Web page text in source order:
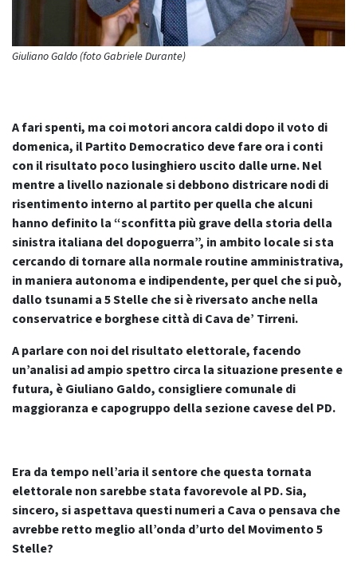
Giuliano Galdo (foto Gabriele Durante)
A fari spenti, ma coi motori ancora caldi dopo il voto di
domenica, il Partito Democratico deve fare ora i conti
con il risultato poco lusinghiero uscito dalle urne. Nel
mentre a livello nazionale si debbono districare nodi di
risentimento interno al partito per quella che alcuni
hanno definito la “sconfitta più grave della storia della
sinistra italiana del dopoguerra”, in ambito locale si sta
cercando di tornare alla normale routine amministrativa,
in maniera autonoma e indipendente, per quel che si può,
dallo tsunami a 5 Stelle che si è riversato anche nella
conservatrice e borghese città di Cava de’ Tirreni.
A parlare con noi del risultato elettorale, facendo
un’analisi ad ampio spettro circa la situazione presente e
futura, è Giuliano Galdo, consigliere comunale di
maggioranza e capogruppo della sezione cavese del PD.
Era da tempo nell’aria il sentore che questa tornata
elettorale non sarebbe stata favorevole al PD. Sia,
sincero, si aspettava questi numeri a Cava o pensava che
avrebbe retto meglio all’onda d’urto del Movimento 5
Stelle?